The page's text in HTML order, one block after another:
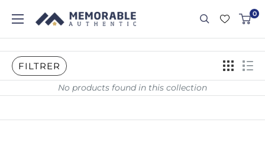
0
FILTRER
No products found in this collection